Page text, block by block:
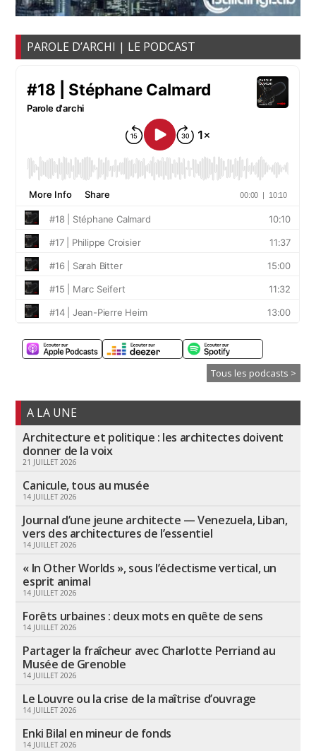
PAROLE D’ARCHI | LE PODCAST
Tous les podcasts >
A LA UNE
Architecture et politique : les architectes doivent
donner de la voix
21 JUILLET 2026
Canicule, tous au musée
14 JUILLET 2026
Journal d’une jeune architecte — Venezuela, Liban,
vers des architectures de l’essentiel
14 JUILLET 2026
« In Other Worlds », sous l’éclectisme vertical, un
esprit animal
14 JUILLET 2026
Forêts urbaines : deux mots en quête de sens
14 JUILLET 2026
Partager la fraîcheur avec Charlotte Perriand au
Musée de Grenoble
14 JUILLET 2026
Le Louvre ou la crise de la maîtrise d’ouvrage
14 JUILLET 2026
Enki Bilal en mineur de fonds
14 JUILLET 2026